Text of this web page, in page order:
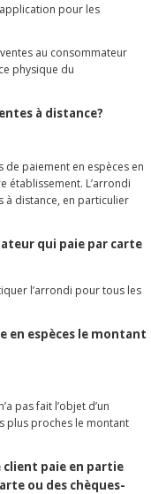
pour les
au consommateur
physique du
à distance?
de paiement en espèces en
établissement. L’arrondi
à distance, en particulier
qui paie par carte
l’arrondi pour tous les
en espèces le montant
pas fait l’objet d’un
plus proches le montant
paie en partie
ou des chèques-